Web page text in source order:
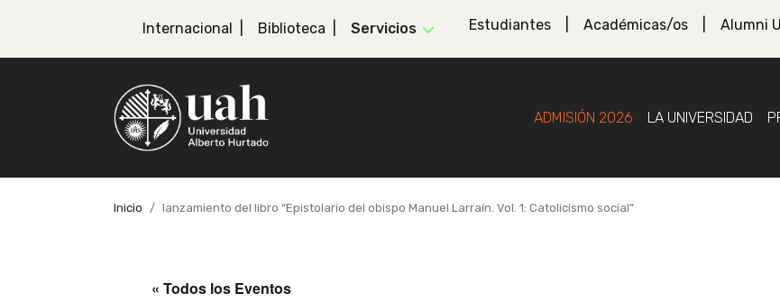
Internacional Biblioteca Servicios Estudiantes Académicas/os Alumni
ADMISIÓN 2026 LA UNIVERSIDAD
Inicio lanzamiento del libro “Epistolario del obispo Manuel Larraín. Vol. 1: Catolicismo social”
« Todos los Eventos